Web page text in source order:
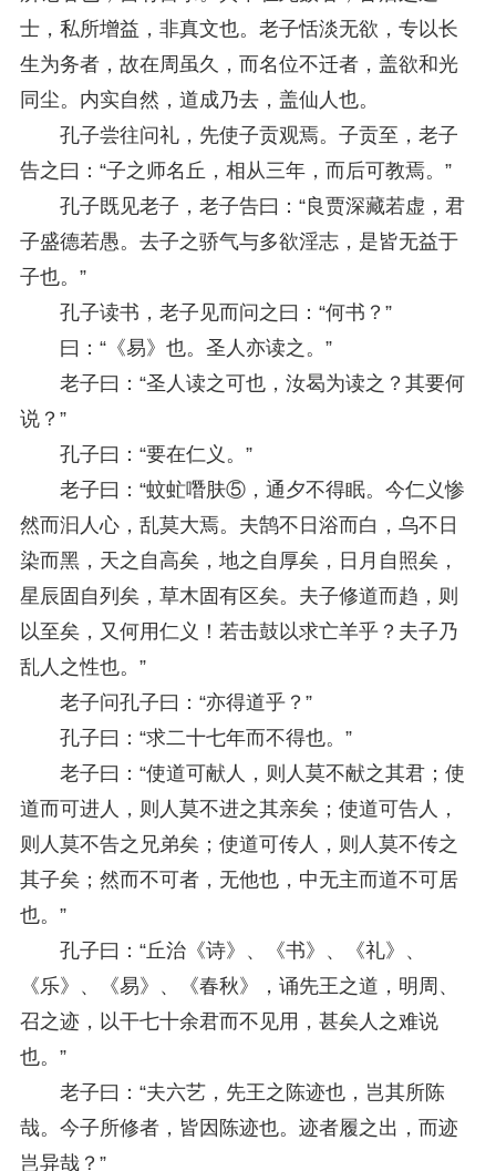
士，私所增益，非真文也。老子恬淡无欲，专以长
生为务者，故在周虽久，而名位不迁者，盖欲和光
同尘。内实自然，道成乃去，盖仙人也。
孔子尝往问礼，先使子贡观焉。子贡至，老子
告之曰：“子之师名丘，相从三年，而后可教焉。”
孔子既见老子，老子告曰：“良贾深藏若虚，君
子盛德若愚。去子之骄气与多欲淫志，是皆无益于
子也。”
孔子读书，老子见而问之曰：“何书？”
曰：“《易》也。圣人亦读之。”
老子曰：“圣人读之可也，汝曷为读之？其要何
说？”
孔子曰：“要在仁义。”
老子曰：“蚊虻噆肤⑤，通夕不得眠。今仁义惨
然而汩人心，乱莫大焉。夫鹄不日浴而白，乌不日
染而黑，天之自高矣，地之自厚矣，日月自照矣，
星辰固自列矣，草木固有区矣。夫子修道而趋，则
以至矣，又何用仁义！若击鼓以求亡羊乎？夫子乃
乱人之性也。”
老子问孔子曰：“亦得道乎？”
孔子曰：“求二十七年而不得也。”
老子曰：“使道可献人，则人莫不献之其君；使
道而可进人，则人莫不进之其亲矣；使道可告人，
则人莫不告之兄弟矣；使道可传人，则人莫不传之
其子矣；然而不可者，无他也，中无主而道不可居
也。”
孔子曰：“丘治《诗》、《书》、《礼》、
《乐》、《易》、《春秋》，诵先王之道，明周、
召之迹，以干七十余君而不见用，甚矣人之难说
也。”
老子曰：“夫六艺，先王之陈迹也，岂其所陈
哉。今子所修者，皆因陈迹也。迹者履之出，而迹
岂异哉？”